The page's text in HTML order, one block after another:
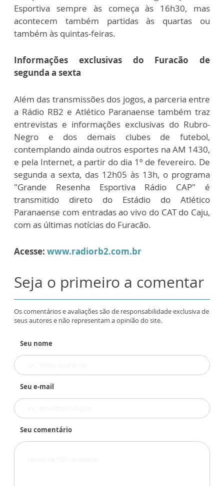
Esportiva sempre às começa às 16h30, mas
acontecem também partidas às quartas ou
também às quintas-feiras.
Informações exclusivas do Furacão de
segunda a sexta
Além das transmissões dos jogos, a parceria entre
a Rádio RB2 e Atlético Paranaense também traz
entrevistas e informações exclusivas do Rubro-
Negro e dos demais clubes de futebol,
contemplando ainda outros esportes na AM 1430,
e pela Internet, a partir do dia 1º de fevereiro. De
segunda a sexta, das 12h05 às 13h, o programa
"Grande Resenha Esportiva Rádio CAP" é
transmitido direto do Estádio do Atlético
Paranaense com entradas ao vivo do CAT do Caju,
com as últimas notícias do Furacão.
Acesse: www.radiorb2.com.br
Seja o primeiro a comentar
Os comentários e avaliações são de responsabilidade exclusiva de
seus autores e não representam a opinião do site.
Seu nome
Seu e-mail
Seu comentário